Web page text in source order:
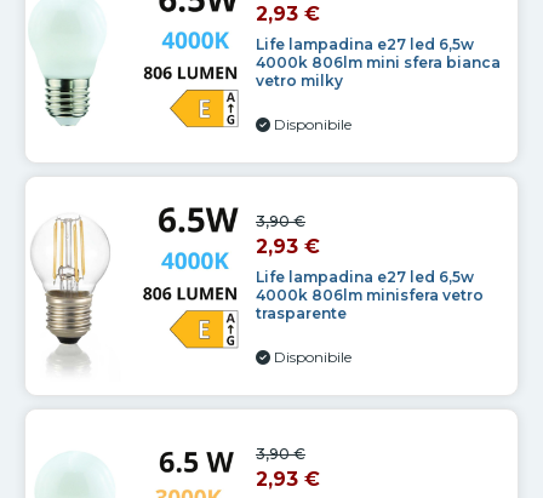
Life lampadina e27 led 6,5w
4000k 806lm mini sfera bianca
vetro milky
2,93 €
Disponibile
Life lampadina e27 led 6,5w
4000k 806lm minisfera vetro
trasparente
3,90 €
2,93 €
Disponibile
3,90 €
2,93 €